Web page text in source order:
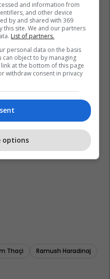
Thaçi Ramush Haradinaj
and information from
and other device
by and shared with 369
this site. We and our partners
List of partners.
personal data on the basis
can object to by managing
at the bottom of this page
withdraw consent in privacy
options